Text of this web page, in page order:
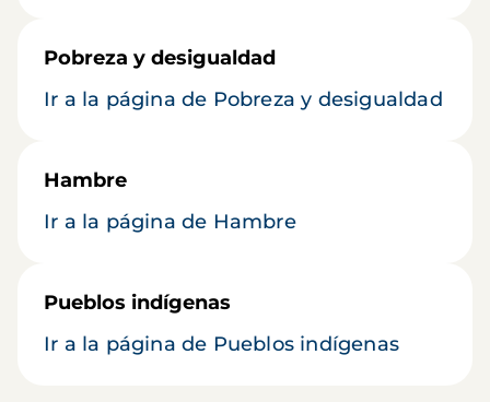
Pobreza y desigualdad
Ir a la página de Pobreza y desigualdad
Hambre
Ir a la página de Hambre
Pueblos indígenas
Ir a la página de Pueblos indígenas